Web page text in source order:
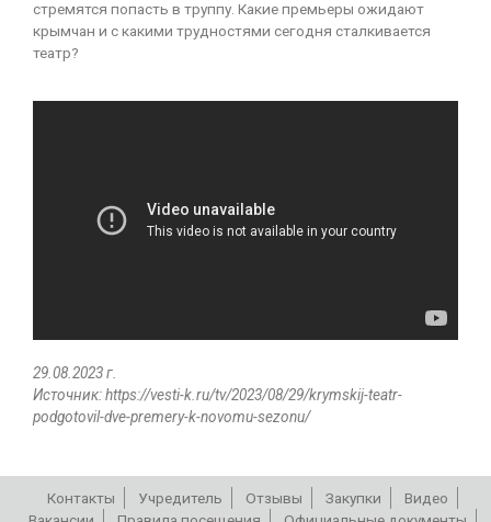
стремятся попасть в труппу. Какие премьеры ожидают
крымчан и с какими трудностями сегодня сталкивается
театр?
29.08.2023 г.
Источник: https://vesti-k.ru/tv/2023/08/29/krymskij-teatr-
podgotovil-dve-premery-k-novomu-sezonu/
Контакты Учредитель Отзывы Закупки
Видео